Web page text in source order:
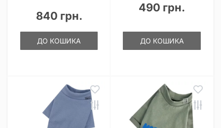
840 грн.
ДО КОШИКА
490 грн.
ДО КОШИКА